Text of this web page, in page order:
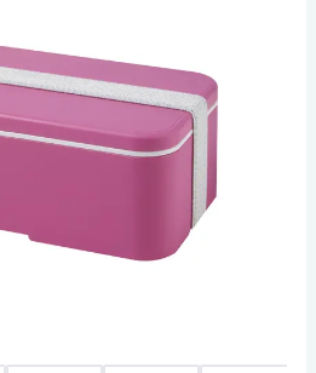
maskindisksäker, BPA-fri
Tillverkad i
packad i en återvunnen PE
MIYO personlig genom att
namn på locket - kontakta